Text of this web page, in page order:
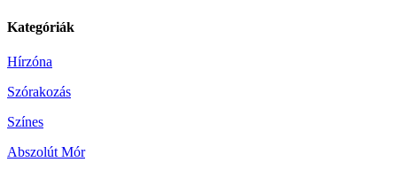
Kategóriák
Hírzóna
Szórakozás
Színes
Abszolút Mór